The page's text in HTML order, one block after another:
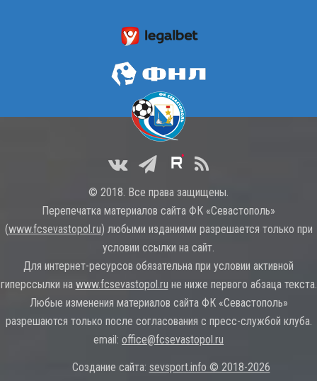
© 2018. Все права защищены.
Перепечатка материалов сайта ФК «Севастополь»
(www.fcsevastopol.ru) любыми изданиями разрешается только при
условии ссылки на сайт.
Для интернет-ресурсов обязательна при условии активной
гиперссылки на www.fcsevastopol.ru не ниже первого абзаца текста.
Любые изменения материалов сайта ФК «Севастополь»
разрешаются только после согласования с пресс-службой клуба.
email: office@fcsevastopol.ru
Создание сайта: sevsport.info © 2018-2026